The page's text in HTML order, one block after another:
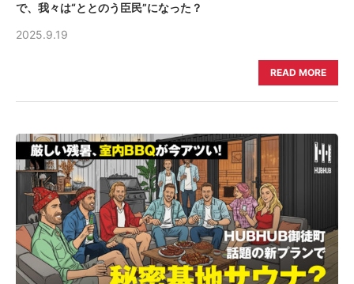
で、我々は“ととのう臣民”になった？
2025.9.19
READ MORE